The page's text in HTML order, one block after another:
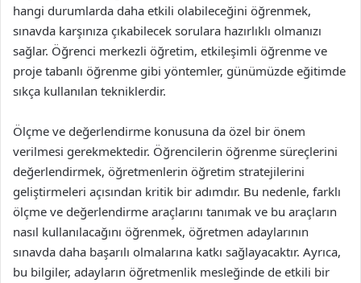
hangi durumlarda daha etkili olabileceğini öğrenmek,
sınavda karşınıza çıkabilecek sorulara hazırlıklı olmanızı
sağlar. Öğrenci merkezli öğretim, etkileşimli öğrenme ve
proje tabanlı öğrenme gibi yöntemler, günümüzde eğitimde
sıkça kullanılan tekniklerdir.
Ölçme ve değerlendirme konusuna da özel bir önem
verilmesi gerekmektedir. Öğrencilerin öğrenme süreçlerini
değerlendirmek, öğretmenlerin öğretim stratejilerini
geliştirmeleri açısından kritik bir adımdır. Bu nedenle, farklı
ölçme ve değerlendirme araçlarını tanımak ve bu araçların
nasıl kullanılacağını öğrenmek, öğretmen adaylarının
sınavda daha başarılı olmalarına katkı sağlayacaktır. Ayrıca,
bu bilgiler, adayların öğretmenlik mesleğinde de etkili bir